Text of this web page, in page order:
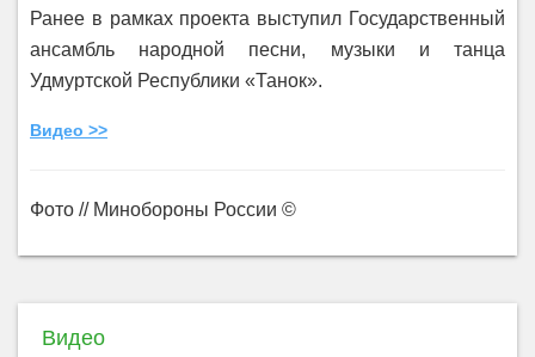
Ранее в рамках проекта выступил Государственный
ансамбль народной песни, музыки и танца
Удмуртской Республики «Танок».
Видео >>
Фото // Минобороны России ©
Видео